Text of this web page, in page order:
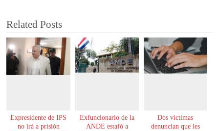
Related Posts
Expresidente de IPS
no irá a prisión
Exfuncionario de la
ANDE estafó a
Dos víctimas
denuncian que les